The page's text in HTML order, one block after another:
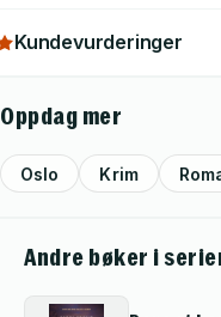
Kundevurderinger
Oppdag mer
Oslo Krim
Andre bøker i